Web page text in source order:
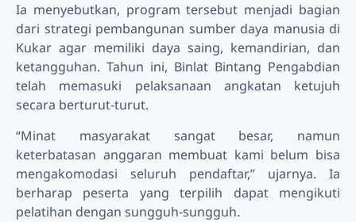
Ia menyebutkan, program tersebut menjadi bagian
dari strategi pembangunan sumber daya manusia di
Kukar agar memiliki daya saing, kemandirian, dan
ketangguhan. Tahun ini, Binlat Bintang Pengabdian
telah memasuki pelaksanaan angkatan ketujuh
secara berturut-turut.
“Minat masyarakat sangat besar, namun
keterbatasan anggaran membuat kami belum bisa
mengakomodasi seluruh pendaftar,” ujarnya. Ia
berharap peserta yang terpilih dapat mengikuti
pelatihan dengan sungguh-sungguh.